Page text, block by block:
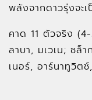
พลังจากดาวรุ่งจะ
คาด 11 ตัวจริง
ลาบา, มเวเน; ชล็
เนอร์, อาร์นาทูวิต